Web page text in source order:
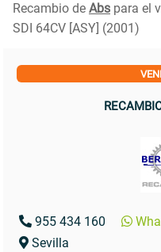
Recambio de Abs para el
SDI 64CV [ASY] (2001)
955 434 160
Sevilla